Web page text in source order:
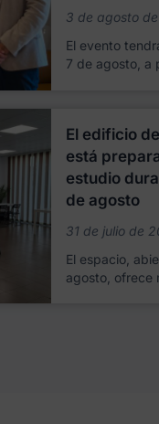
3 de agosto
El evento
7 de agosto, a
El edificio
está
estudio
de agosto
31 de julio de
El espacio,
agosto, ofrece